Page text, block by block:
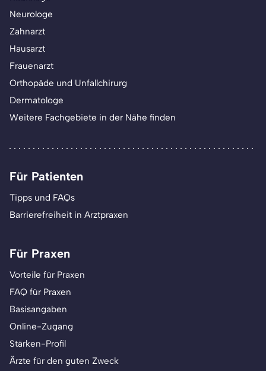
Neurologe
Zahnarzt
Hausarzt
Frauenarzt
Orthopäde und Unfallchirurg
Dermatologe
Weitere Fachgebiete in der Nähe finden
Für Patienten
Tipps und FAQs
Barrierefreiheit in Arztpraxen
Für Praxen
Vorteile für Praxen
FAQ für Praxen
Basisangaben
Online-Zugang
Stärken-Profil
Ärzte für den guten Zweck